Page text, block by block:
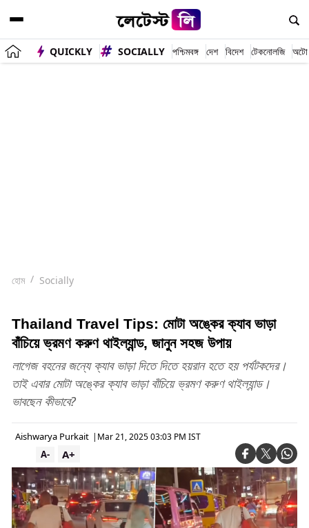
QUICKLY SOCIALLY পশ্চিমবঙ্গ দেশ বিদেশ টেকনোলজি অটো
হোম Socially
Thailand Travel Tips: মোটা অঙ্কের ক্যাব ভাড়া
বাঁচিয়ে ভ্রমণ করুণ থাইল্যান্ড, জানুন সহজ উপায়
লাগেজ বহনের জন্যে ক্যাব ভাড়া দিতে দিতে হয়রান হতে হয় পর্যটকদের।
তাই এবার মোটা অঙ্কের ক্যাব ভাড়া বাঁচিয়ে ভ্রমণ করুণ থাইল্যান্ড।
ভাবছেন কীভাবে?
Aishwarya Purkait | Mar 21, 2025 03:03 PM IST
A+
A-